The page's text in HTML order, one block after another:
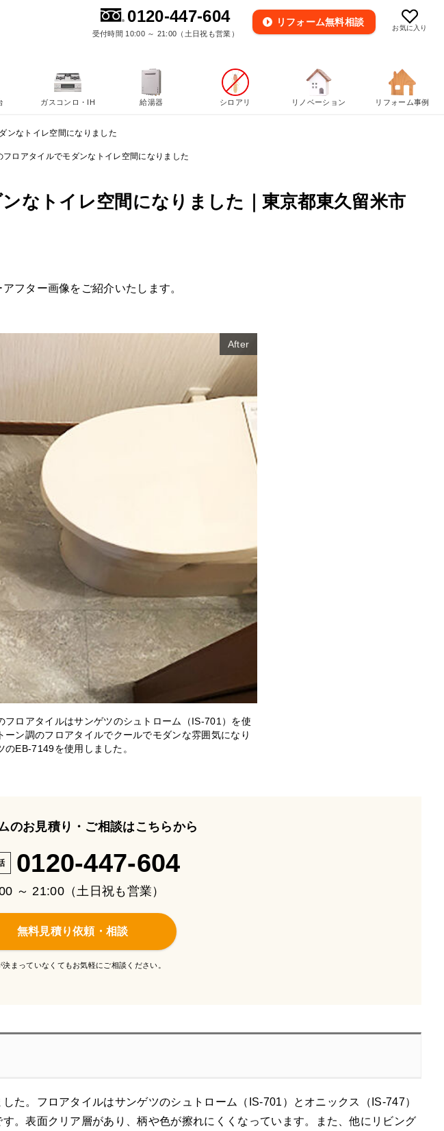
お気に入り
0120-447-604
受付時間 10:00 ～ 21:00（土日祝も営業）
リフォーム無料相談
ンなトイレ空間になりました
フロアタイルでモダンなトイレ空間になりました
なトイレ空間になりました｜東京都東久留米市
フター画像をご紹介いたします。
After
フロアタイルはサンゲツのシュトローム（IS‐701）を使
ーン調のフロアタイルでクールでモダンな雰囲気になり
EB‐7149を使用しました。
のお見積り・ご相談はこちらから
0120-447-604
～ 21:00（土日祝も営業）
無料見積り依頼・相談
決まっていなくてもお気軽にご相談ください。
た。フロアタイルはサンゲツのシュトローム（IS‐701）とオニックス（IS‐747）
。表面クリア層があり、柄や色が擦れにくくなっています。また、他にリビング
ガスコンロ・IH 給湯器 シロアリ リノベーション リフォーム事例